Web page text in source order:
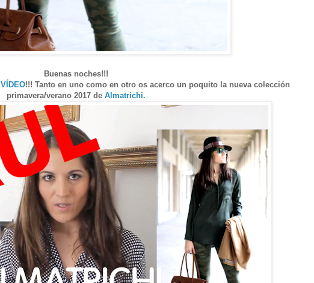
Buenas noches!!!
VÍDEO!!! Tanto en uno como en otro os acerco un poquito la nueva colección
primavera/verano 2017 de Almatrichi.